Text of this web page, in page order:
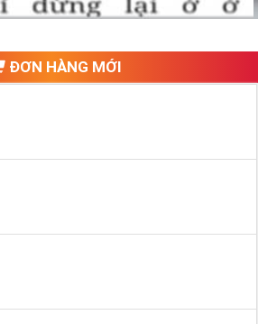
sim được đại lý giảm giá vì một số lý
ưng ý về Sim Tứ Quý 2 có cũng thể tham
Gmobile, Sim Tứ Quý Giữa
ĐƠN HÀNG MỚI